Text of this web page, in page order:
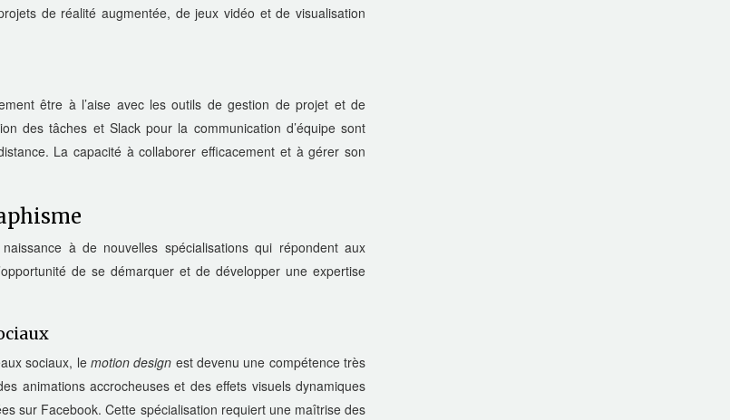
de réalité augmentée, de jeux vidéo et de visualisation
être à l’aise avec les outils de gestion de projet et de
des tâches et Slack pour la communication d’équipe sont
La capacité à collaborer efficacement et à gérer son
à de nouvelles spécialisations qui répondent aux
de se démarquer et de développer une expertise
sociaux, lemotion design est devenu une compétence très
animations accrocheuses et des effets visuels dynamiques
sur Facebook. Cette spécialisation requiert une maîtrise des